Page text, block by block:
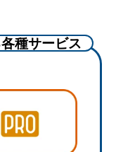
種サービス